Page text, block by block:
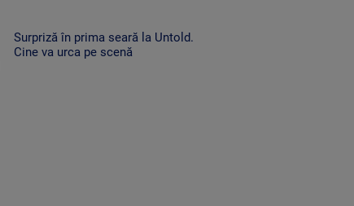
Surpriză în prima seară la Untold.
Cine va urca pe scenă